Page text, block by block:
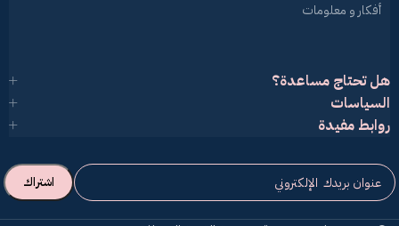
أفكار و معلومات
هل تحتاج مساعدة؟
السياسات
روابط مفيدة